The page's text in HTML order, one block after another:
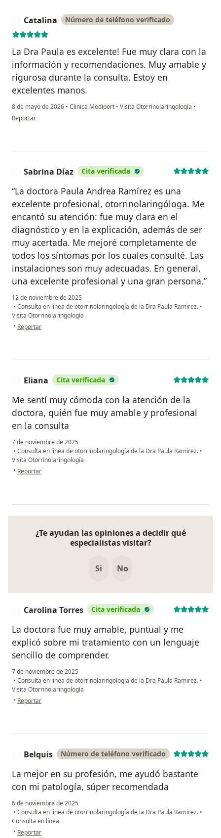
Catalina Número de teléfono verificado
La Dra Paula es excelente! Fue muy clara con la
información y recomendaciones. Muy amable y
rigurosa durante la consulta. Estoy en
excelentes manos.
8 de mayo de 2026 • Clinica Mediport • Visita Otorrinolaringología •
en opinión del usuario Catalina
Reportar
Sabrina Díaz Cita verificada
“La doctora Paula Andrea Ramírez es una
excelente profesional, otorrinolaringóloga. Me
encantó su atención: fue muy clara en el
diagnóstico y en la explicación, además de ser
muy acertada. Me mejoré completamente de
todos los síntomas por los cuales consulté. Las
instalaciones son muy adecuadas. En general,
una excelente profesional y una gran persona.”
12 de noviembre de 2025
• Consulta en linea de otorrinolaringología de la Dra Paula Ramirez. •
Visita Otorrinolaringología
• en opinión del usuario Sabrina Díaz
Reportar
Eliana Cita verificada
Me sentí muy cómoda con la atención de la
doctora, quién fue muy amable y profesional
en la consulta
7 de noviembre de 2025
• Consulta en linea de otorrinolaringología de la Dra Paula Ramirez. •
Visita Otorrinolaringología
• en opinión del usuario Eliana
Reportar
¿Te ayudan las opiniones a decidir qué
especialistas visitar?
Si No
Carolina Torres Cita verificada
La doctora fue muy amable, puntual y me
explicó sobre mi tratamiento con un lenguaje
sencillo de comprender.
7 de noviembre de 2025
• Consulta en linea de otorrinolaringología de la Dra Paula Ramirez. •
Visita Otorrinolaringología
• en opinión del usuario Carolina Torres
Reportar
Belquis Número de teléfono verificado
La mejor en su profesión, me ayudó bastante
con mi patología, súper recomendada
6 de noviembre de 2025
• Consulta en linea de otorrinolaringología de la Dra Paula Ramirez. •
Consulta en línea
• en opinión del usuario Belquis
Reportar